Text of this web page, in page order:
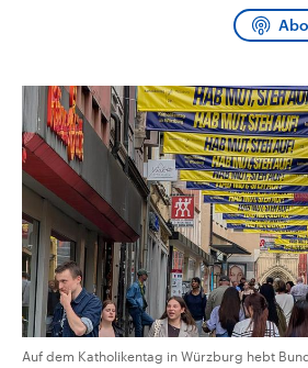
Wahlprogramme, aktuelle Berichte
und Kandidaten der anstehenden
Wahl.
Audio-Archiv
Auf dem Katholikentag in Würzburg hebt